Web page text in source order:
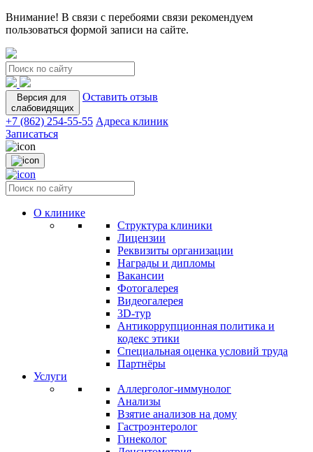
Внимание! В связи с перебоями связи рекомендуем
пользоваться формой записи на сайте.
Версия для
слабовидящих
Оставить отзыв
+7 (862) 254-55-55 Адреса клиник
Записаться
О клинике
Структура клиники
Лицензии
Реквизиты организации
Награды и дипломы
Вакансии
Фотогалерея
Видеогалерея
3D-тур
Антикоррупционная политика и
кодекс этики
Специальная оценка условий труда
Партнёры
Услуги
Аллерголог-иммунолог
Анализы
Взятие анализов на дому
Гастроэнтеролог
Гинеколог